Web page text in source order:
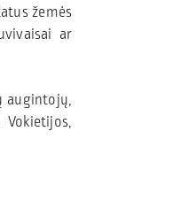
žemės
ar
augintojų,